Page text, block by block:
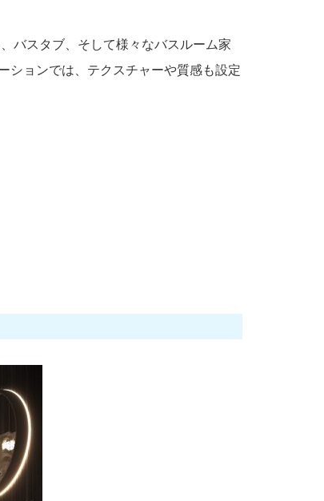
バスタブ、そして様々なバスルーム家
ションでは、テクスチャーや質感も設定